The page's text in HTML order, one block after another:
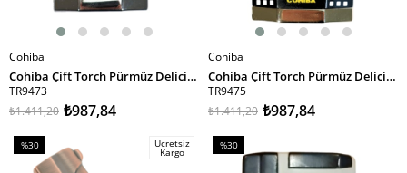
SEPETE EKLE
Cohiba
Cohiba Çift Torch Pürmüz Delicili Gümüş Metal Puro Çakmağı
TR9473
₺987,84
₺1.411,20
SEPETE EKLE
Cohiba
Cohiba Çift Torch Pürmüz Delicili Siyah Beyaz Nokta Desenli Metal Puro Çakmağı
TR9475
₺987,84
₺1.411,20
%30
İndirim
Ücretsiz
Kargo
%30
İndirim